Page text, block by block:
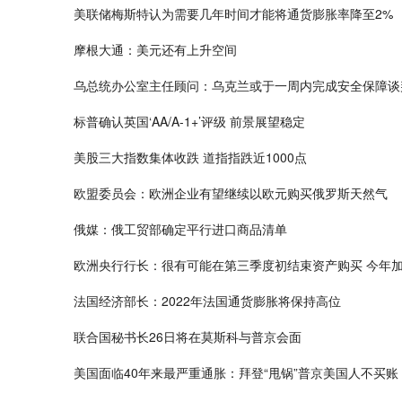
美联储梅斯特认为需要几年时间才能将通货膨胀率降至2%
摩根大通：美元还有上升空间
乌总统办公室主任顾问：乌克兰或于一周内完成安全保障
标普确认英国‘AA/A-1+’评级 前景展望稳定
美股三大指数集体收跌 道指指跌近1000点
欧盟委员会：欧洲企业有望继续以欧元购买俄罗斯天然气
俄媒：俄工贸部确定平行进口商品清单
欧洲央行行长：很有可能在第三季度初结束资产购买 今年
法国经济部长：2022年法国通货膨胀将保持高位
联合国秘书长26日将在莫斯科与普京会面
美国面临40年来最严重通胀：拜登“甩锅”普京美国人不买账